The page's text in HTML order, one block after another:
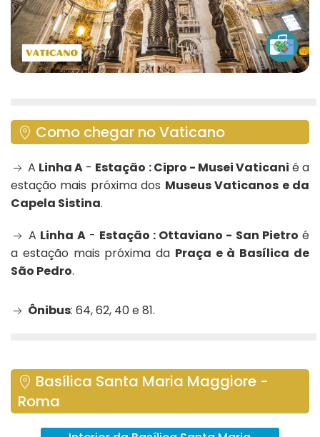
Como chegar no Vaticano
A Linha A - Estação : Cipro - Musei Vaticani é a
estação mais próxima dos Museus Vaticanos e da
Capela Sistina.
A Linha A- Estação : Ottaviano - San Pietro é
a estação mais próxima da Praça e à Basílica de
São Pedro.
Ônibus: 64, 62, 40 e 81.
Basílica Santa Maria Maggiore -
Roma